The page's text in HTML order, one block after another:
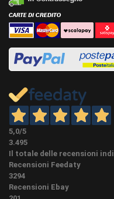
5,0/5
3.495
Il totale delle recensioni
Recensioni Feedaty
3294
Recensioni Ebay